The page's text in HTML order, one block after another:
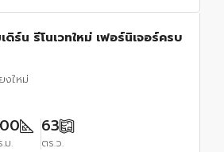
ร์น รีโนเวทใหม่ เฟอร์นิเจอร์ครบ
งใหม่
ม.
63
ตร.ว.